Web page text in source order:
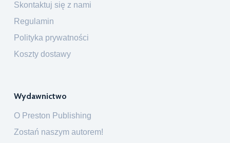
Skontaktuj się z nami
Regulamin
Polityka prywatności
Koszty dostawy
Wydawnictwo
O Preston Publishing
Zostań naszym autorem!